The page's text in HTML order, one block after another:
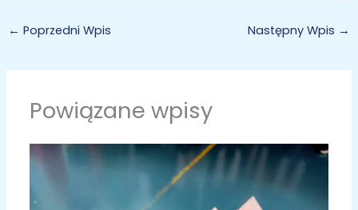
← Poprzedni Wpis Następny Wpis →
Powiązane wpisy